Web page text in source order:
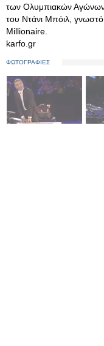
των Ολυμπιακών Αγώνων.
του Ντάνι Μπόιλ, γνωστό
Millionaire.
karfo.gr
ΦΩΤΟΓΡΑΦΙΕΣ